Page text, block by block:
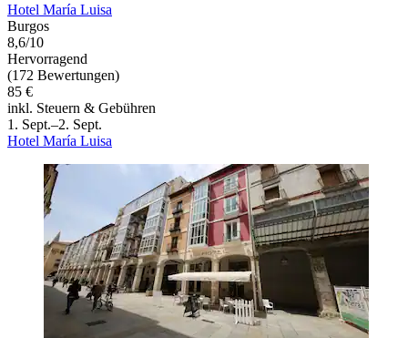
Hotel María Luisa
Burgos
8,6/10
Hervorragend
(172 Bewertungen)
85 €
inkl. Steuern & Gebühren
1. Sept.–2. Sept.
Hotel María Luisa